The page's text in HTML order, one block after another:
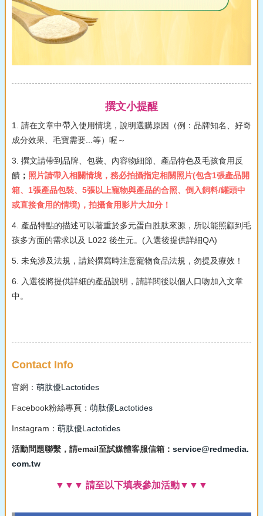
撰文小提醒
1. 請在文章中帶入使用情境，說明選購原因（例：品牌知名、好奇
成分效果、毛寶需要...等）喔～
3. 撰文請帶到品牌、包裝、內容物細節、產品特色及毛孩食用反
饋 ； 照片請帶入相關情境，務必拍攝指定相關照片(包含1張產品開
箱、1張產品包裝、5張以上寵物與產品的合照、倒入飼料/罐頭中
或直接食用的情境)，拍攝食用影片大加分！
4. 產品特點的描述可以著重於多元蛋白胜肽來源，所以能照顧到毛
孩多方面的需求以及 L022 後生元。(入選後提供詳細QA)
5. 未免涉及法規，請於撰寫時注意寵物食品法規，勿提及療效！
6. 入選後將提供詳細的產品說明，請詳閱後以個人口吻加入文章
中。
Contact Info
官網： 萌肽優Lactotides
Facebook粉絲專頁： 萌肽優Lactotides
Instagram： 萌肽優Lactotides
活動問題聯繫，請email至試媒體客服信箱： service@redmedia.
com.tw
▼▼▼ 請至以下填表參加活動▼▼▼